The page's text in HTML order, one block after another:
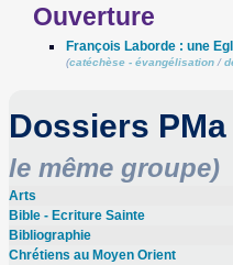
Ouverture
François Laborde : une
(catéchèse - évangélisation /
Dossiers PMa
le même groupe)
Arts
Bible - Ecriture Sainte
Bibliographie
Chrétiens au Moyen Orient